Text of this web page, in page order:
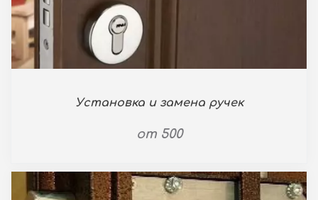
Установка и замена ручек
от 500